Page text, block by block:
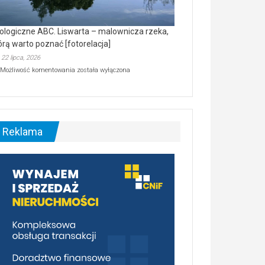
ABC. Liswarta – malownicza rzeka,
warto poznać [fotorelacja]
22 lipca, 2026
Możliwość komentowania Ekologiczne
–
malownicza
[fotorelacja]
została wyłączona
Reklama